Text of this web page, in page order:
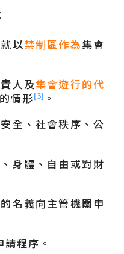
以禁制區作為集會
人及集會遊行的代
的情形[3] 。
全、社會秩序、公
身體、自由或對財
名義向主管機關申
請程序。